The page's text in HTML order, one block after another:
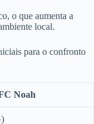
o que aumenta a
local.
para o confronto
Noah